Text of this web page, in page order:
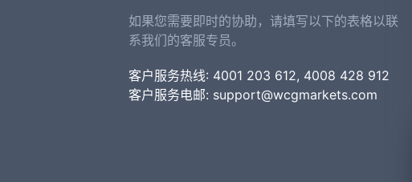
如果您需要即时的协助，请填写以下的表格以联
系我们的客服专员。
客户服务热线: 4001 203 612, 4008 428 912
客户服务电邮: support@wcgmarkets.com